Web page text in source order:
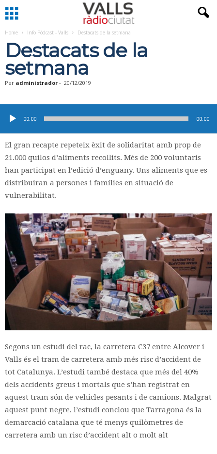
Home Info Pòdcast - Valls Destacats de la setmana
Destacats de la
setmana
Per administrador - 20/12/2019
d'àudio
00:00 00:00
El gran recapte repeteix èxit de solidaritat amb prop de
21.000 quilos d’aliments recollits. Més de 200 voluntaris
han participat en l’edició d’enguany. Uns aliments que es
distribuiran a persones i famílies en situació de
vulnerabilitat.
Segons un estudi del rac, la carretera C37 entre Alcover i
Valls és el tram de carretera amb més risc d’accident de
tot Catalunya. L’estudi també destaca que més del 40%
dels accidents greus i mortals que s’han registrat en
aquest tram són de vehicles pesants i de camions. Malgrat
aquest punt negre, l’estudi conclou que Tarragona és la
demarcació catalana que té menys quilòmetres de
carretera amb un risc d’accident alt o molt alt